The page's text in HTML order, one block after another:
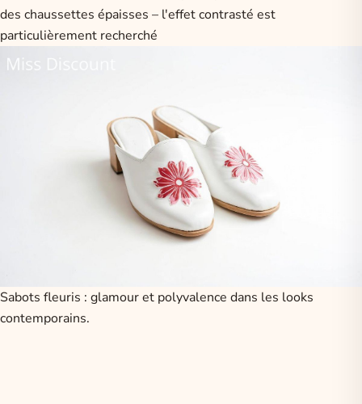
des chaussettes épaisses – l'effet contrasté est
particulièrement recherché
Sabots fleuris : glamour et polyvalence dans les looks
contemporains.